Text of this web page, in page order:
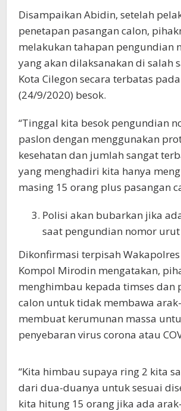
Disampaikan Abidin, setelah
penetapan pasangan calon,
melakukan tahapan pengundian
yang akan dilaksanakan di salah
Kota Cilegon secara terbatas
(24/9/2020) besok.
“Tinggal kita besok pengundian
paslon dengan menggunakan
kesehatan dan jumlah sangat
yang menghadiri kita hanya
masing 15 orang plus pasangan
Polisi akan bubarkan jika
saat pengundian nomor urut
Dikonfirmasi terpisah Wakapolres
Kompol Mirodin mengatakan,
menghimbau kepada timses dan
calon untuk tidak membawa
membuat kerumunan massa
penyebaran virus corona atau
“Kita himbau supaya ring 2 kita
dari dua-duanya untuk sesuai
kita hitung 15 orang jika ada